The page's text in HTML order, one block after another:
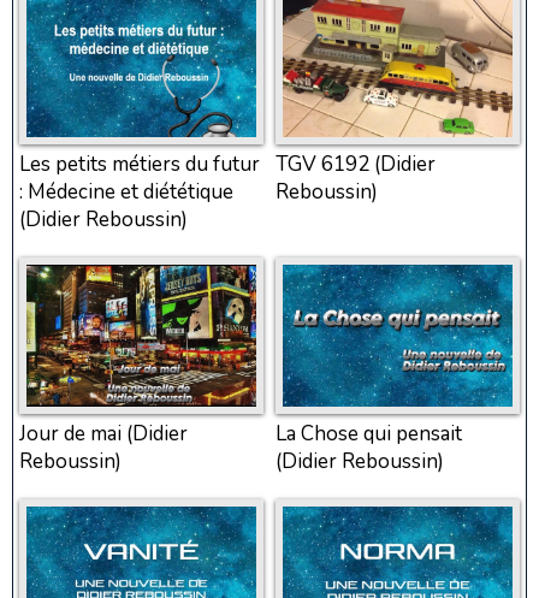
Les petits métiers du futur
: Médecine et diététique
(Didier Reboussin)
TGV 6192 (Didier
Reboussin)
Jour de mai (Didier
Reboussin)
La Chose qui pensait
(Didier Reboussin)